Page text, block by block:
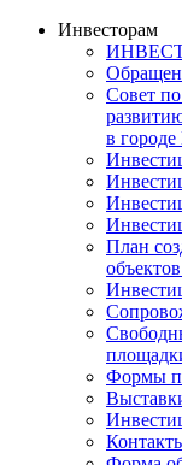
Инвесторам
Совет
в городе
План
Формы